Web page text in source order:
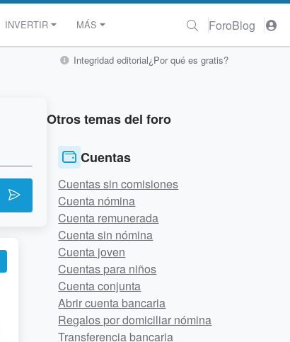
INVERTIR MÁS ForoBlog
Integridad editorial¿Por qué es gratis?
Otros temas del foro
Cuentas
Cuentas sin comisiones
Cuenta nómina
Cuenta remunerada
Cuenta sin nómina
Cuenta joven
Cuentas para niños
Cuenta conjunta
Abrir cuenta bancaria
Regalos por domiciliar nómina
Transferencia bancaria